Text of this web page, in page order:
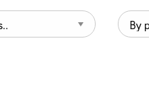
By
places..